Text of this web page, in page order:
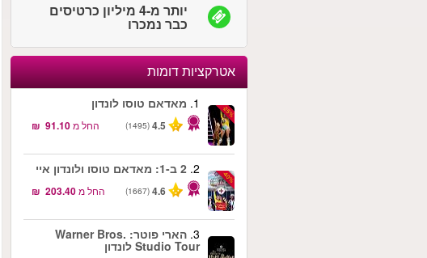
יותר מ-4 מיליון כרטיסים
כבר נמכרו
אטרקציות דומות
-25%
1. מאדאם טוסו לונדון
4.5
(1495) החל מ‏91.10 ‏ ₪
-40%
2. 2 ב-1: מאדאם טוסו ולונדון איי
4.6
(1667) החל מ‏203.40 ‏ ₪
3. הארי פוטר: Warner Bros.
Studio Tour לונדון